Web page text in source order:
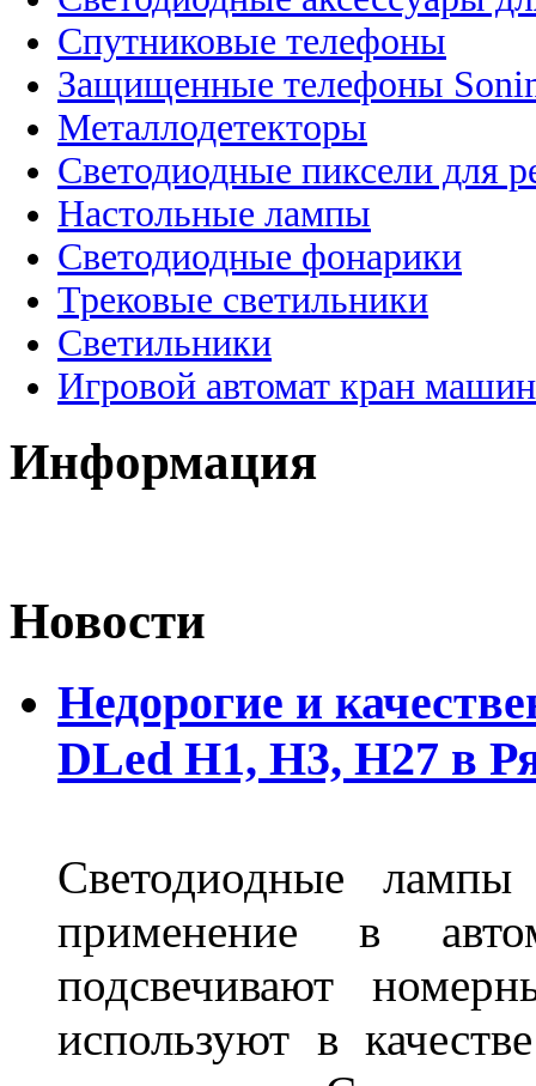
Спутниковые телефоны
Защищенные телефоны
Металлодетекторы
Светодиодные пиксели для
Настольные лампы
Светодиодные фонарики
Трековые светильники
Светильники
Игровой автомат кран
Информация
Новости
Недорогие и
DLed Н1, Н3, Н27 в
Светодиодные
применение в
подсвечивают
используют в